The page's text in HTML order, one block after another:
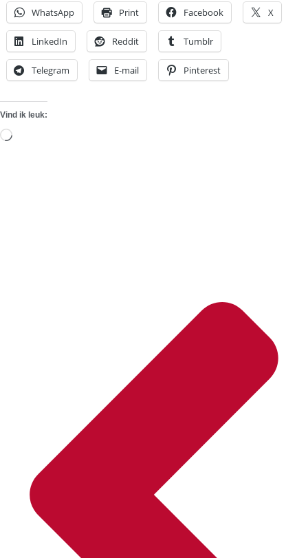
WhatsApp Print Facebook X
LinkedIn Reddit Tumblr
Telegram E-mail Pinterest
Vind ik leuk:
Aan